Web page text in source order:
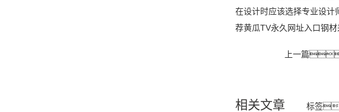
在设计时应该选择专业设
荐黄瓜TV永久网址入口钢
上一篇
相关文章 标签